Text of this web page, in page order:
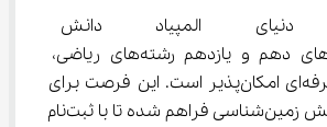
المپیاد دانش
دانش‌آموزان پایه‌های دهم و یازدهم رشته‌های ریاضی،
تجربی و فنی و حرفه‌ای امکان‌پذیر است. این فرصت برای
علاقه‌مندان به دانش زمین‌شناسی فراهم شده تا با ثبت‌نام